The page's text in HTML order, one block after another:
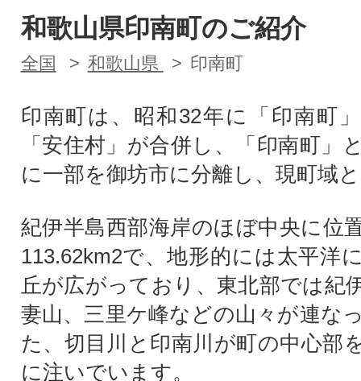
和歌山県印南町のご紹介
全国 和歌山県 印南町
印南町は、昭和32年に「印南町
「安住村」が合併し、「印南町」
に一部を御坊市に分離し、現町域
紀伊半島西部海岸のほぼ中央に位
113.62km2で、地形的には太平洋
丘が広がっており、東北部では紀
妻山、三里ケ峰などの山々が連な
た、切目川と印南川が町の中心部
に注いでいます。